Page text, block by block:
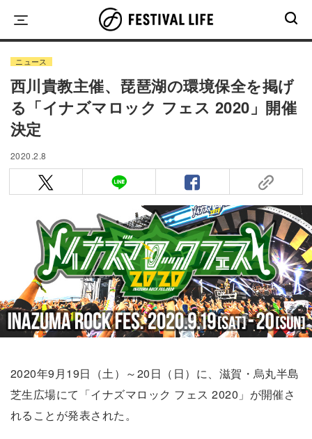
content
ニュース
西川貴教主催、琵琶湖の環境保全を掲げ
る「イナズマロック フェス 2020」開催
決定
2020.2.8
2020年9月19日（土）～20日（日）に、滋賀・烏丸半島
芝生広場にて「イナズマロック フェス 2020」が開催さ
れることが発表された。